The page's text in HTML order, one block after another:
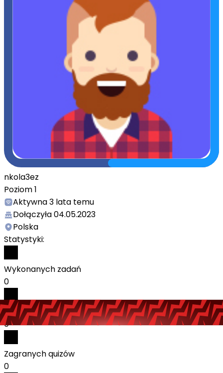
nkola3ez
Poziom1
Aktywna3 lata temu
Dołączyła04.05.2023
Polska
Statystyki:
Wykonanych zadań
0
Odebranych nagród
0
Zagranych quizów
0